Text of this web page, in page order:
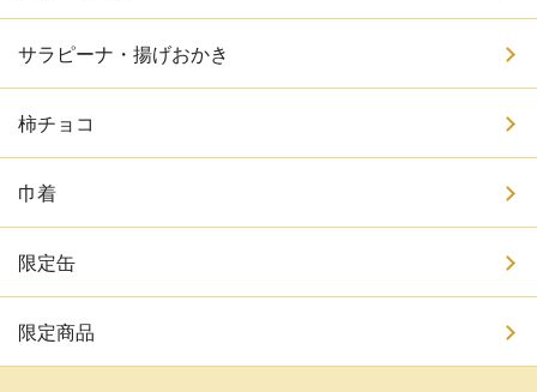
サラピーナ・揚げおかき
柿チョコ
巾着
限定缶
限定商品